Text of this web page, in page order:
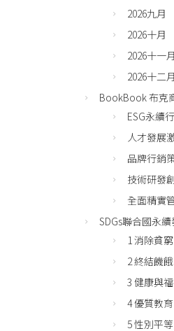
2026九月
2026十月
2026十一月
2026十二月
BookBook 布克
ESG永續
人才發展
品牌行銷
技術研發
全面精實
SDGs聯合國永
1 消除貧窮
2 終結饑餓
3 健康與
4 優質教育
5 性別平等